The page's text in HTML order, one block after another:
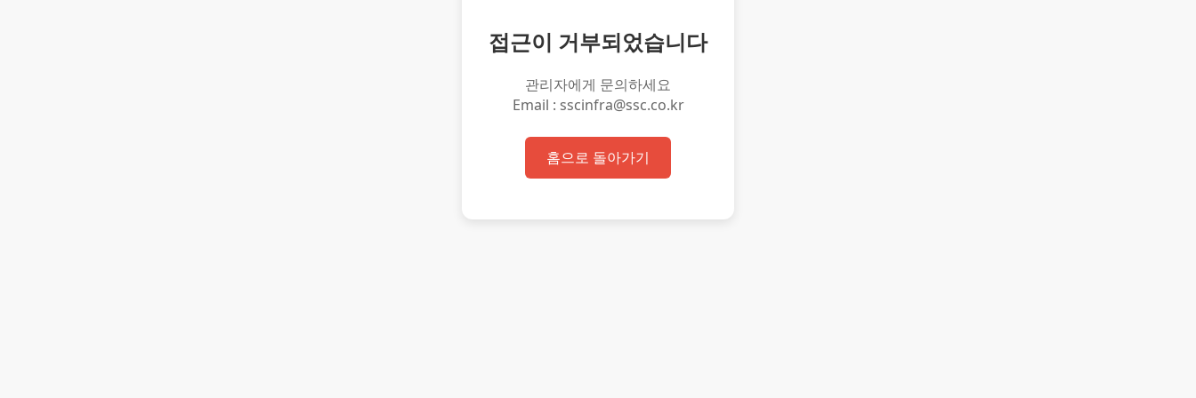
접근이 거부되었습니다
관리자에게 문의하세요
Email : sscinfra@ssc.co.kr
홈으로 돌아가기